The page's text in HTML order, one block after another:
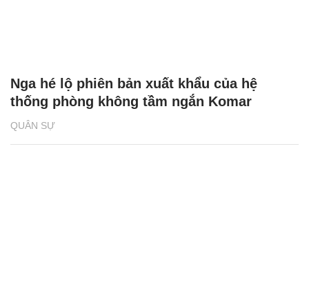
QUÂN SỰ
Nga hé lộ phiên bản xuất khẩu của hệ
thống phòng không tầm ngắn Komar